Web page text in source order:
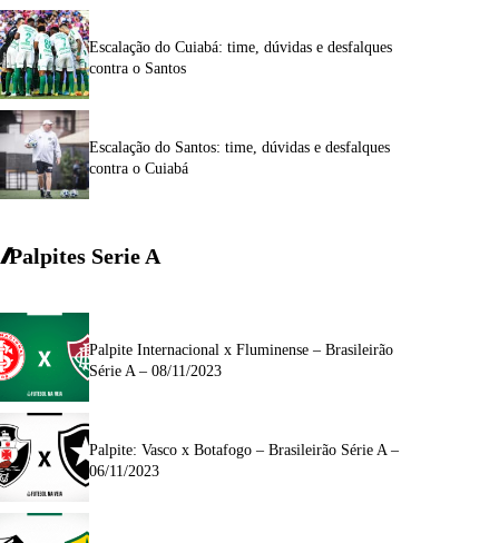
Escalação do Cuiabá: time, dúvidas e desfalques
contra o Santos
Escalação do Santos: time, dúvidas e desfalques
contra o Cuiabá
Palpites Serie A
Palpite Internacional x Fluminense – Brasileirão
Série A – 08/11/2023
Palpite: Vasco x Botafogo – Brasileirão Série A –
06/11/2023